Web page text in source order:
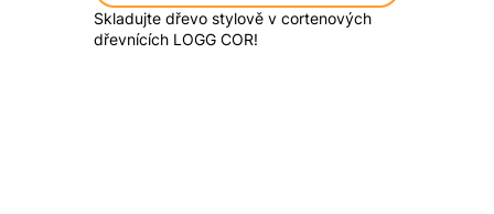
Skladujte dřevo stylově v cortenových
dřevnících LOGG COR!